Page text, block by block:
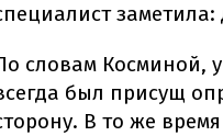
словам Косминой,
был присущ
В то же